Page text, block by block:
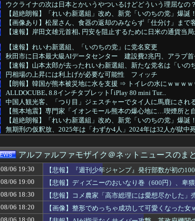
ウクライナの次は日本とかいうやついるけどどういう理屈なの？
【超絶朗報】「れいわ新選組」改め、新党「いのちの党」爆誕
【画像あり】松屋さん、食器の返却のみならず「仕分け」まで
【速報】岸田文雄元首相､円安を阻止するために日米の通貨当
【速報】れいわ新選組、「いのちの党」に党名変更
秋田市に日本最大級AIデータセンター 建設費2兆円、アラブ首
【速報】山本太郎が去ったれいわ新選組、新たな党名は「い
円相場の上昇には利上げが必要な可能性 フィッチ
【朗報】韓国が熊本被災地に水を支援 ⇒ トイレの水にｗｗｗｗ
ALLDOCUBE､8.8インチタブレット｢iPlay 80 mini Tur...
中国人観光客、「つり目」ジェスチャーでタイ人に馬鹿にされ
【熊本地震】専門家「イオンモール熊本の爆心地に…喫煙所と
【超絶朗報】「れいわ新選組」改め、新党「いのちの党」爆誕
無期刑の仮釈放、2025年は「わずか4人」2024年は32人が獄中
「成人向けゲームを大ヒットさせて、とんでもない売り上げが
【悲報】『週刊少年ジャンプ』発行部数が初の100万部割れ…
【卵パック強盗】元五輪代表の転落…店員骨折させ逮捕の衝撃
松のや「ママ応援企画」がなぜ許されない？「窮屈な世の中」
れいわ新選組、党名変更を発表 新党名は...
【衝撃】吉野家、とうとうステーキを出す
で、財源のあてはあったんだよな？ 〜 記者「中革連は食料
【衝撃】30年続いたモスクの祭りに『異変』が起こる・・・・
アルファルファモザイク＠ネットニュースのま
08/06 19:30
【悲報】『週刊少年ジャンプ』発行部数が初の
08/06 19:00
【悲報】ディズニーのおいなり巻（600円）、卑
08/06 18:30
【悲報】コメ農家「高市総理には愛想尽かした
家も
08/06 18:20
【画像】整形でめっちゃ成功して可愛くなった